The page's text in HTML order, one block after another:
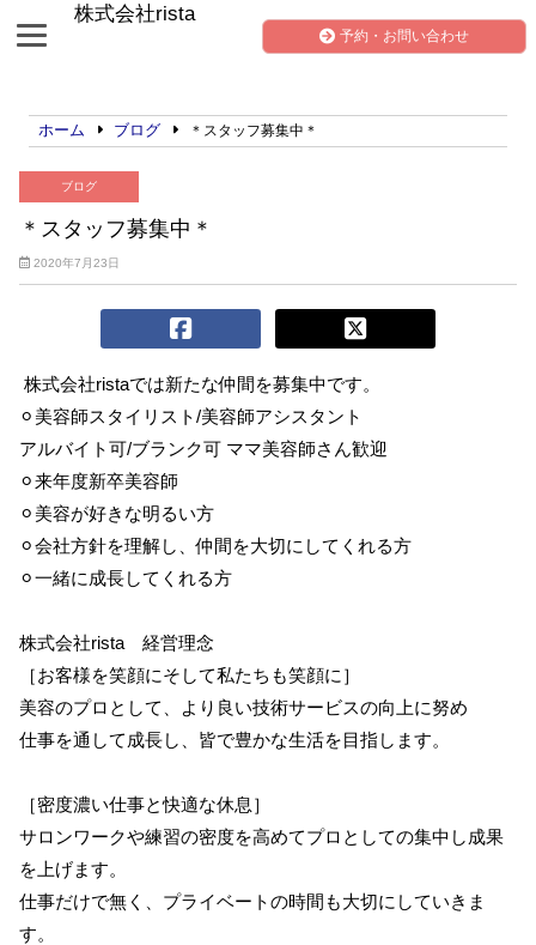
株式会社rista
予約・お問い合わせ
ホーム ブログ ＊スタッフ募集中＊
ブログ
＊スタッフ募集中＊
2020年7月23日
株式会社ristaでは新たな仲間を募集中です。
⚪︎美容師スタイリスト/美容師アシスタント
アルバイト可/ブランク可 ママ美容師さん歓迎
⚪︎来年度新卒美容師
⚪︎美容が好きな明るい方
⚪︎会社方針を理解し、仲間を大切にしてくれる方
⚪︎一緒に成長してくれる方
株式会社rista 経営理念
［お客様を笑顔にそして私たちも笑顔に］
美容のプロとして、より良い技術サービスの向上に努め
仕事を通して成長し、皆で豊かな生活を目指します。
［密度濃い仕事と快適な休息］
サロンワークや練習の密度を高めてプロとしての集中し成果
を上げます。
仕事だけで無く、プライベートの時間も大切にしていきま
す。